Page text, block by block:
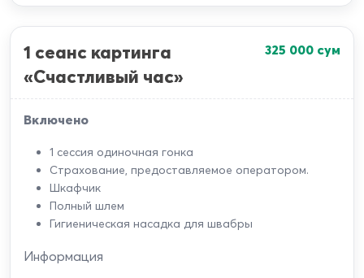
1 сеанс картинга
«Счастливый час»
325 000 сум
Включено
1 сессия одиночная гонка
Страхование, предоставляемое оператором.
Шкафчик
Полный шлем
Гигиеническая насадка для швабры
Информация